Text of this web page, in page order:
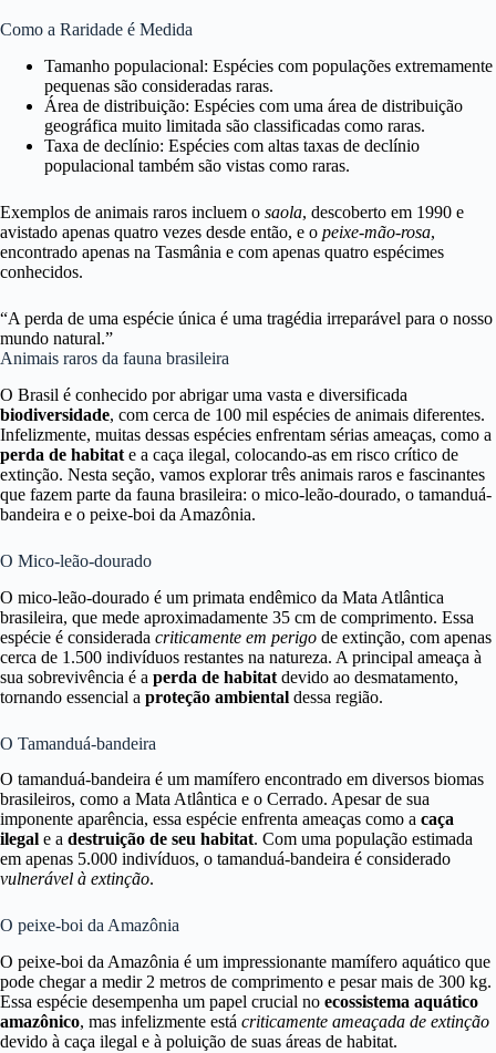
Como a Raridade é Medida
Tamanho populacional: Espécies com populações extremamente
pequenas são consideradas raras.
Área de distribuição: Espécies com uma área de distribuição
geográfica muito limitada são classificadas como raras.
Taxa de declínio: Espécies com altas taxas de declínio
populacional também são vistas como raras.
Exemplos de animais raros incluem o saola, descoberto em 1990 e
avistado apenas quatro vezes desde então, e o peixe-mão-rosa,
encontrado apenas na Tasmânia e com apenas quatro espécimes
conhecidos.
“A perda de uma espécie única é uma tragédia irreparável para o nosso
mundo natural.”
Animais raros da fauna brasileira
O Brasil é conhecido por abrigar uma vasta e diversificada
biodiversidade, com cerca de 100 mil espécies de animais diferentes.
Infelizmente, muitas dessas espécies enfrentam sérias ameaças, como a
perda de habitat e a caça ilegal, colocando-as em risco crítico de
extinção. Nesta seção, vamos explorar três animais raros e fascinantes
que fazem parte da fauna brasileira: o mico-leão-dourado, o tamanduá-
bandeira e o peixe-boi da Amazônia.
O Mico-leão-dourado
O mico-leão-dourado é um primata endêmico da Mata Atlântica
brasileira, que mede aproximadamente 35 cm de comprimento. Essa
espécie é considerada criticamente em perigo de extinção, com apenas
cerca de 1.500 indivíduos restantes na natureza. A principal ameaça à
sua sobrevivência é a perda de habitat devido ao desmatamento,
tornando essencial a proteção ambiental dessa região.
O Tamanduá-bandeira
O tamanduá-bandeira é um mamífero encontrado em diversos biomas
brasileiros, como a Mata Atlântica e o Cerrado. Apesar de sua
imponente aparência, essa espécie enfrenta ameaças como a caça
ilegal e a destruição de seu habitat. Com uma população estimada
em apenas 5.000 indivíduos, o tamanduá-bandeira é considerado
vulnerável à extinção.
O peixe-boi da Amazônia
O peixe-boi da Amazônia é um impressionante mamífero aquático que
pode chegar a medir 2 metros de comprimento e pesar mais de 300 kg.
Essa espécie desempenha um papel crucial no ecossistema aquático
amazônico, mas infelizmente está criticamente ameaçada de extinção
devido à caça ilegal e à poluição de suas áreas de habitat.